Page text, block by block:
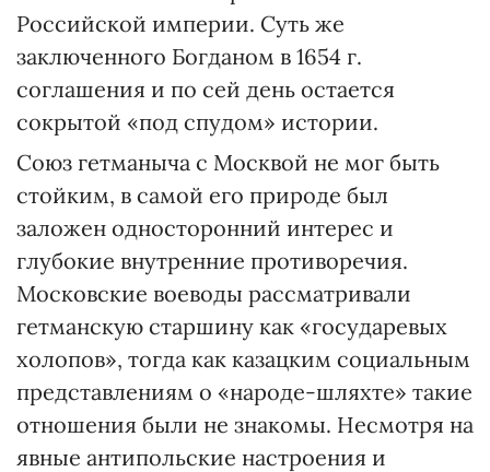
Российской империи. Суть же
заключенного Богданом в 1654 г.
соглашения и по сей день остается
сокрытой «под спудом» истории.
Союз гетманыча с Москвой не мог быть
стойким, в самой его природе был
заложен односторонний интерес и
глубокие внутренние противоречия.
Московские воеводы рассматривали
гетманскую старшину как «государевых
холопов», тогда как казацким социальным
представлениям о «народе-шляхте» такие
отношения были не знакомы. Несмотря на
явные антипольские настроения и